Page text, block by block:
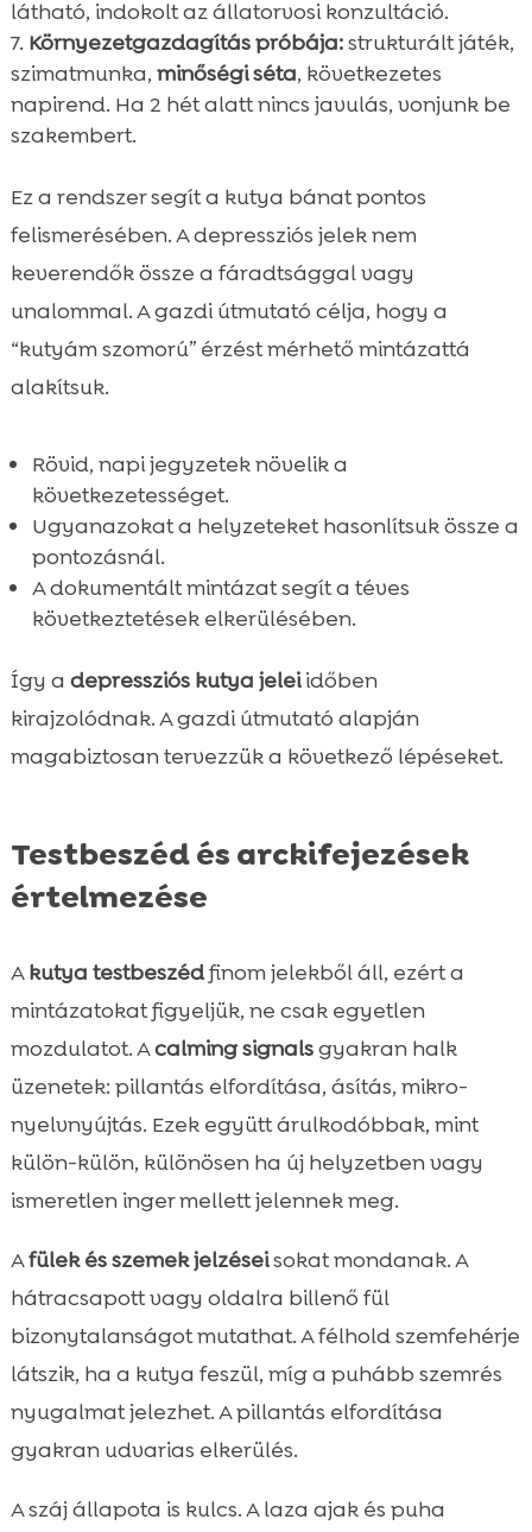
látható, indokolt az állatorvosi konzultáció.
Környezetgazdagítás próbája:strukturált játék,
szimatmunka, minőségi séta, következetes
napirend. Ha 2 hét alatt nincs javulás, vonjunk be
szakembert.
Ez a rendszer segít a kutya bánat pontos
felismerésében. A depressziós jelek nem
keverendők össze a fáradtsággal vagy
unalommal. A gazdi útmutató célja, hogy a
“kutyám szomorú” érzést mérhető mintázattá
alakítsuk.
Rövid, napi jegyzetek növelik a
következetességet.
Ugyanazokat a helyzeteket hasonlítsuk össze a
pontozásnál.
A dokumentált mintázat segít a téves
következtetések elkerülésében.
Így a depressziós kutya jeleiidőben
kirajzolódnak. A gazdi útmutató alapján
magabiztosan tervezzük a következő lépéseket.
Testbeszéd és arckifejezések
értelmezése
Akutya testbeszédfinom jelekből áll, ezért a
mintázatokat figyeljük, ne csak egyetlen
mozdulatot. Acalming signalsgyakran halk
üzenetek: pillantás elfordítása, ásítás, mikro-
nyelvnyújtás. Ezek együtt árulkodóbbak, mint
külön-külön, különösen ha új helyzetben vagy
ismeretlen inger mellett jelennek meg.
Afülek és szemek jelzéseisokat mondanak. A
hátracsapott vagy oldalra billenő fül
bizonytalanságot mutathat. A félhold szemfehérje
látszik, ha a kutya feszül, míg a puhább szemrés
nyugalmat jelezhet. A pillantás elfordítása
gyakran udvarias elkerülés.
A száj állapota is kulcs. A laza ajak és puha